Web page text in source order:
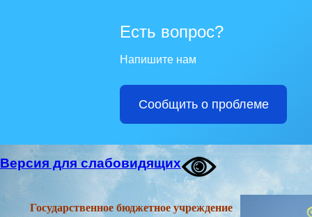
Есть вопрос?
Напишите нам
Сообщить о проблеме
Версия для слабовидящих
Государственное бюджетное учреждение